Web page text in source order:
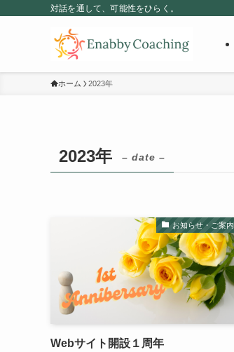
対話を通して、可能性をひらく。
ホーム 2023年
2023年 – date –
お知らせ・ご案内
Webサイト開設１周年